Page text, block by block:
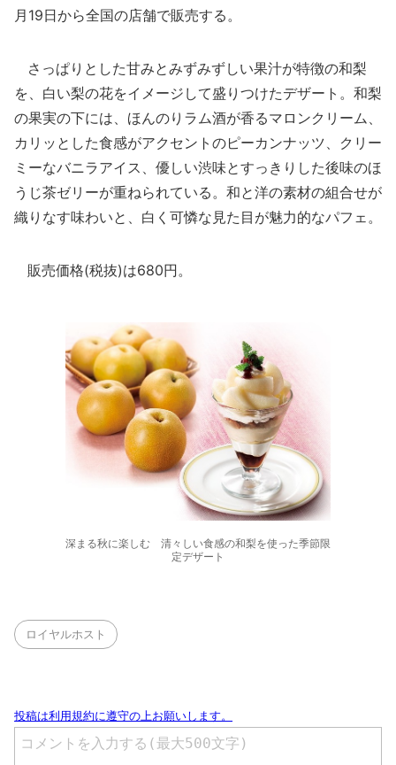
月19日から全国の店舗で販売する。
さっぱりとした甘みとみずみずしい果汁が特徴の和梨
を、白い梨の花をイメージして盛りつけたデザート。和梨
の果実の下には、ほんのりラム酒が香るマロンクリーム、
カリッとした食感がアクセントのピーカンナッツ、クリー
ミーなバニラアイス、優しい渋味とすっきりした後味のほ
うじ茶ゼリーが重ねられている。和と洋の素材の組合せが
織りなす味わいと、白く可憐な見た目が魅力的なパフェ。
販売価格(税抜)は680円。
深まる秋に楽しむ 清々しい食感の和梨を使った季節限
定デザート
ロイヤルホスト